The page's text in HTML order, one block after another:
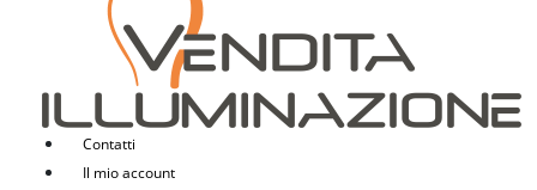
Contatti
Il mio account